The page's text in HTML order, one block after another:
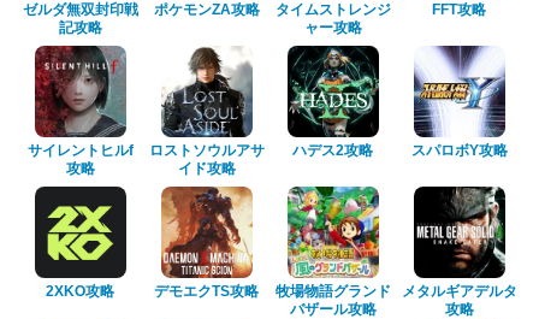
ゼルダ無双封印戦
記攻略
ポケモンZA攻略
タイムストレンジ
ャー攻略
FFT攻略
サイレントヒルf
攻略
ロストソウルアサ
イド攻略
ハデス2攻略 スパロボY攻略
2XKO攻略 デモエクTS攻略
牧場物語グランド
バザール攻略
メタルギアデルタ
攻略